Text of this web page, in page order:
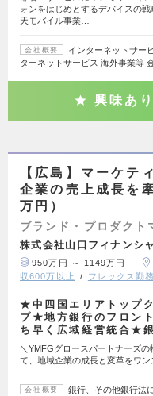
ォンをはじめとするデバイスの
天モバイル事業…
会社概要
インターネットサー
ターネットサービス 海外事業等
興味あり
【広島】マーケテ
企業の売上成長を
万円）
ブランド・プロダクト
株式会社山口フィナンシ
950万円 ～ 1149万円
収600万以上
フレックス勤務
★中四国エリアトップ
プ★地方銀行のフロン
ち早く広域経営統合★
＼YMFGグロースパートナーズ
て、地域企業の成長と変革をワ
会社概要
銀行、その他銀行法